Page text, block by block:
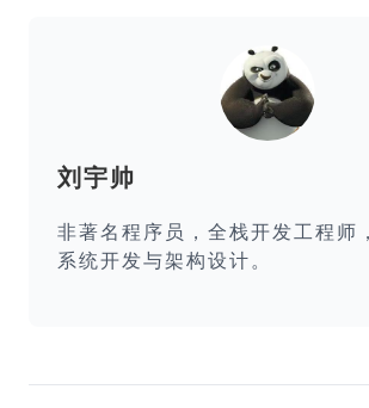
刘宇帅
非著名程序员，全栈开发工程师
系统开发与架构设计。